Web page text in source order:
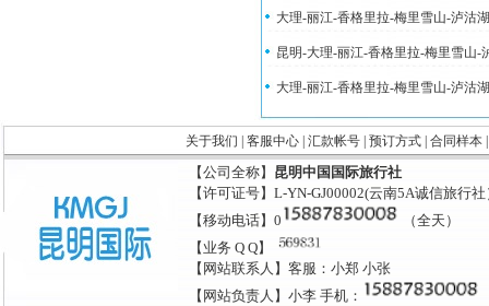
大理-丽江-香格里拉-梅里雪山-泸沽
昆明-大理-丽江-香格里拉-梅里雪山-
大理-丽江-香格里拉-梅里雪山-泸沽
关于我们 客服中心| 汇款帐号| 预订方式| 合同样本
【公司全称】 昆明中国国际旅行社
【许可证号】L-YN-GJ00002(云南5A诚信旅行社
【移动电话】0
（全天）
【业务 Q Q】
【网站联系人】客服：小郑 小张
【网站负责人】小李 手机：